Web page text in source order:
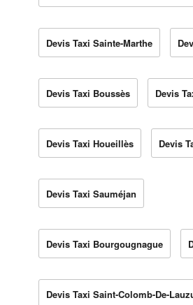
Devis Taxi Sainte-Marthe
Devis Taxi Boussès Devis
Devis Taxi Houeillès Devis
Devis Taxi Sauméjan
Devis Taxi Bourgougnague
Devis Taxi Saint-Colomb-De-